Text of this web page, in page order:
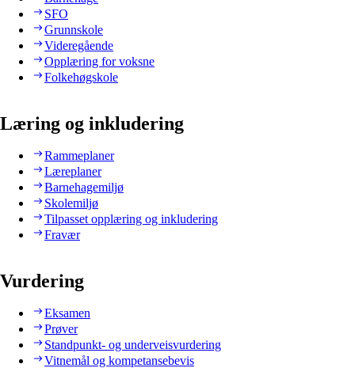
SFO
Grunnskole
Videregående
Opplæring for voksne
Folkehøgskole
Læring og inkludering
Rammeplaner
Læreplaner
Barnehagemiljø
Skolemiljø
Tilpasset opplæring og inkludering
Fravær
Vurdering
Eksamen
Prøver
Standpunkt- og underveisvurdering
Vitnemål og kompetansebevis